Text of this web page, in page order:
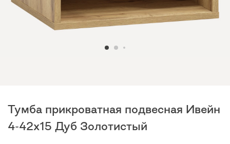
Тумба прикроватная подвесная Ивейн
4-42x15 Дуб Золотистый
Арт. 207164